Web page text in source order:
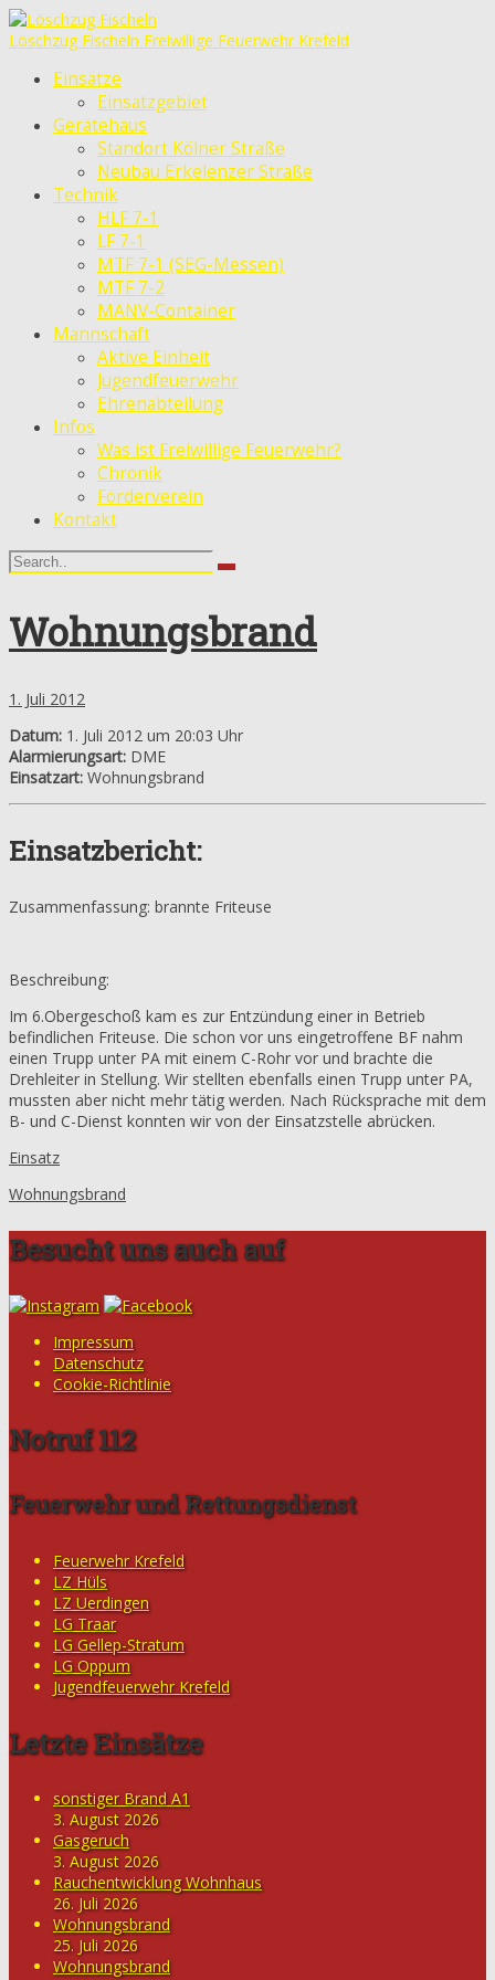
Löschzug Fischeln Freiwillige Feuerwehr Krefeld
Einsätze
Einsatzgebiet
Gerätehaus
Standort Kölner Straße
Neubau Erkelenzer Straße
Technik
HLF 7-1
LF 7-1
MTF 7-1 (SEG-Messen)
MTF 7-2
MANV-Container
Mannschaft
Aktive Einheit
Jugendfeuerwehr
Ehrenabteilung
Infos
Was ist Freiwillige Feuerwehr?
Chronik
Förderverein
Kontakt
Wohnungsbrand
1. Juli 2012
Datum: 1. Juli 2012 um 20:03 Uhr
Alarmierungsart: DME
Einsatzart: Wohnungsbrand
Einsatzbericht:
Zusammenfassung: brannte Friteuse
Beschreibung:
Im 6.Obergeschoß kam es zur Entzündung einer in Betrieb
befindlichen Friteuse. Die schon vor uns eingetroffene BF nahm
einen Trupp unter PA mit einem C-Rohr vor und brachte die
Drehleiter in Stellung. Wir stellten ebenfalls einen Trupp unter PA,
mussten aber nicht mehr tätig werden. Nach Rücksprache mit dem
B- und C-Dienst konnten wir von der Einsatzstelle abrücken.
Einsatz
Wohnungsbrand
Besucht uns auch auf
Impressum
Datenschutz
Cookie-Richtlinie
Notruf 112
Feuerwehr und Rettungsdienst
Feuerwehr Krefeld
LZ Hüls
LZ Uerdingen
LG Traar
LG Gellep-Stratum
LG Oppum
Jugendfeuerwehr Krefeld
Letzte Einsätze
sonstiger Brand A1
3. August 2026
Gasgeruch
3. August 2026
Rauchentwicklung Wohnhaus
26. Juli 2026
Wohnungsbrand
25. Juli 2026
Wohnungsbrand